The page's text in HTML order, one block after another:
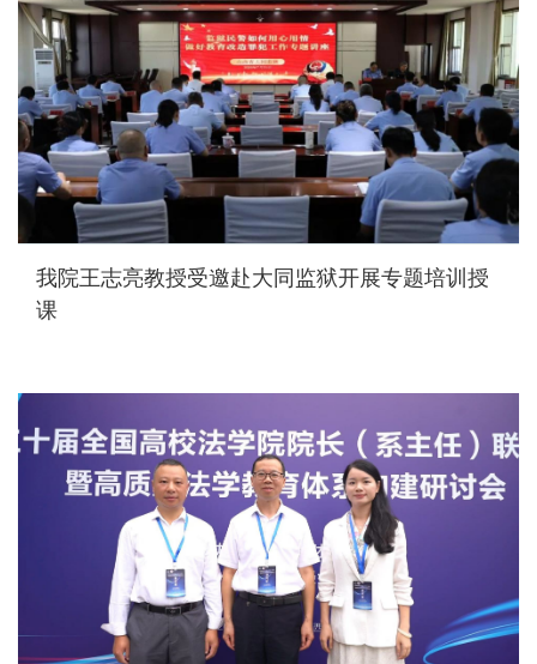
我院王志亮教授受邀赴大同监狱开展专题培训授
课